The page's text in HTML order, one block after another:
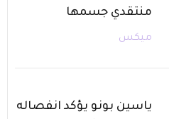
منتقدي جسمها
ميكس
ياسين بونو يؤكد انفصاله